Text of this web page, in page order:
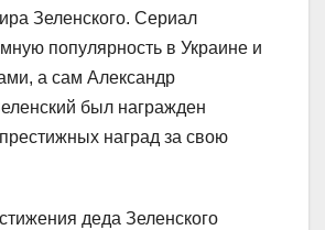
Зеленского. Сериал
популярность в Украине и
а сам Александр
был награжден
наград за свою
деда Зеленского